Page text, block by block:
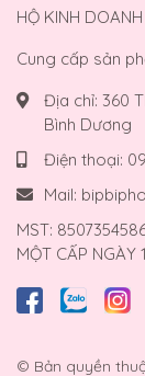
HỘ KINH
Cung cấp sản
Địa chỉ: 360
Bình Dương
Điện thoại:
Mail:
MST:
MỘT CẤP
© Bản quyền